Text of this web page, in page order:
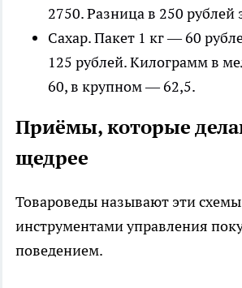
2750. Разница в 250 рублей
Сахар. Пакет 1 кг — 60
125 рублей. Килограмм в
60, в крупном — 62,5.
Приёмы, которые
щедрее
Товароведы называют эти схемы
инструментами управления
поведением.